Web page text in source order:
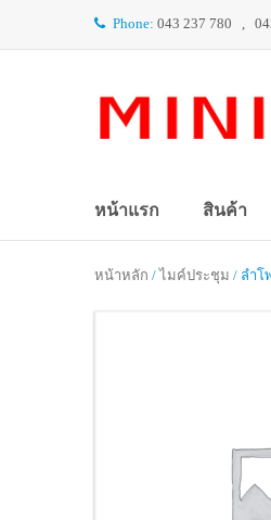
Phone: 043 237 780 ,
หน้าแรก สินค้า
หน้าหลัก /ไมค์ประชุม / ลำโ